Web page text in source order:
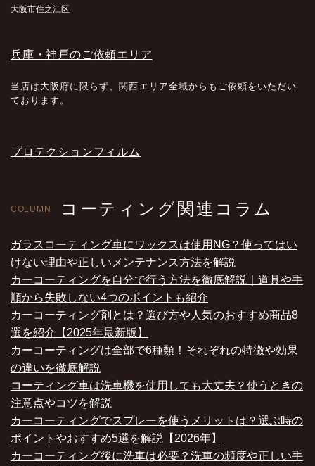
大阪市住之江区
兵庫・神戸のご依頼エリア
当店は大阪府に限らず、関西エリア全域からもご依頼をいただい
ております。
プロテクションフィルム
COLUMN コーティング関連コラム
ガラスコーティング車にワックスは使用NG？使ってはい
けない理由や正しいメンテナンス方法を解説
カーコーティングを自分で行う方法を徹底解説｜道具や手
順から失敗しない4つのポイントも紹介
カーコーティング剤とは？選び方や人気のおすすめ商品8
選を紹介【2025年最新版】
カーコーティングは全部で6種類！それぞれの特徴や効果
の違いを徹底解説
コーティング車は洗車機を使用しても大丈夫？使うときの
注意点やコツを解説
カーコーティングでスプレーを使うメリットは？選ぶ時の
ポイントやおすすめ5選を解説【2026年】
カーコーティング後に洗車は必要？洗車の頻度や正しい手